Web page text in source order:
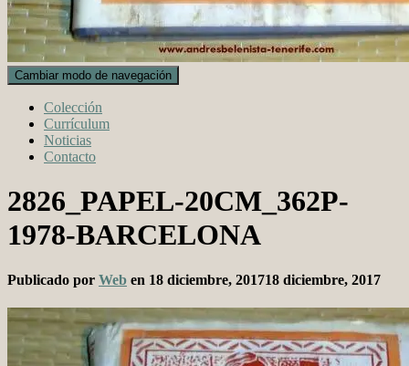
Cambiar modo de navegación
Colección
Currículum
Noticias
Contacto
2826_PAPEL-20CM_362P-
1978-BARCELONA
Publicado por Web en 18 diciembre, 201718 diciembre, 2017